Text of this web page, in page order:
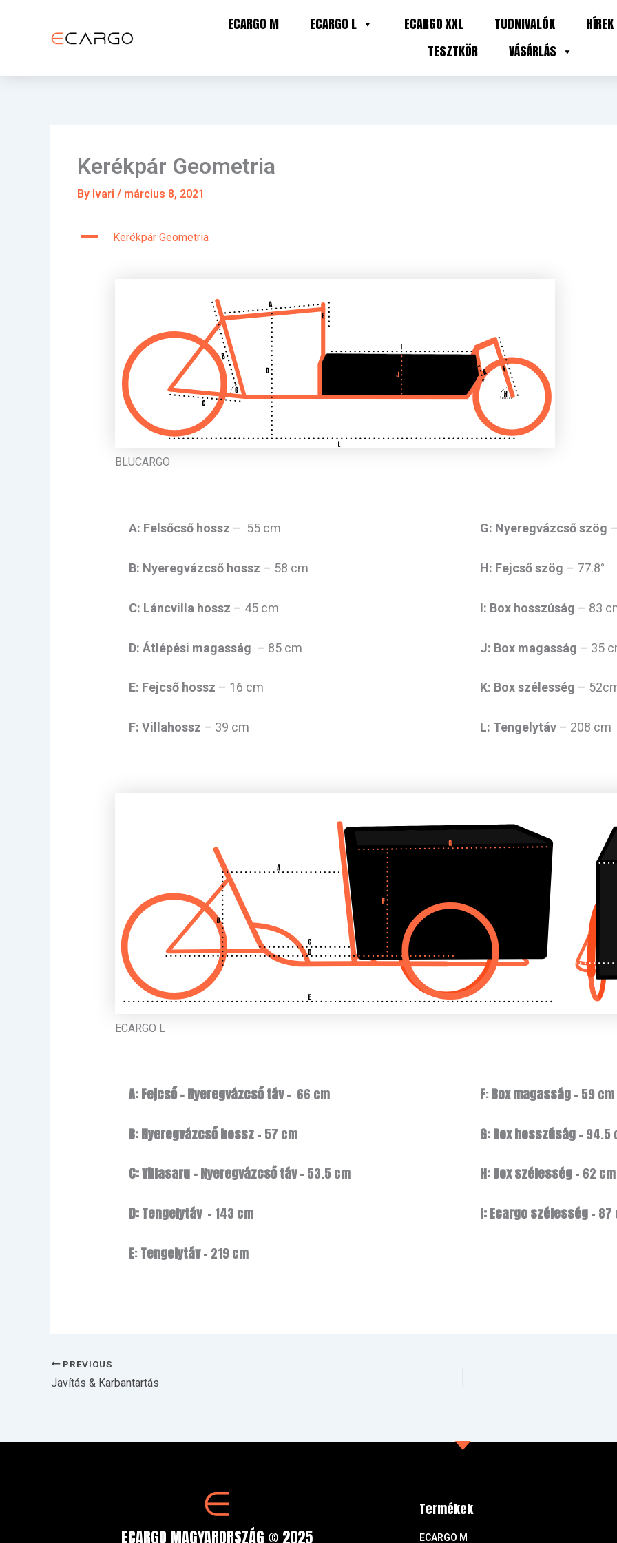
ECARGO M ECARGO L ECARGO XXL TUDNIVALÓK
HÍREK
TESZTKÖR
VÁSÁRLÁS
Kerékpár Geometria
By Ivari / március 8, 2021
A Kerékpár Geometria
BLUCARGO
A: Felsőcső hossz – 55 cm
B: Nyeregvázcső hossz – 58 cm
C: Láncvilla hossz – 45 cm
D: Átlépési magasság – 85 cm
E: Fejcső hossz – 16 cm
F: Villahossz – 39 cm
G: Nyeregvázcső szög
H: Fejcső szög – 77.8°
I: Box hosszúság – 83
J: Box magasság – 35
K: Box szélesség –
L: Tengelytáv – 208 cm
ECARGO L
A: Fejcső – Nyeregvázcső táv– 66 cm
B: Nyeregvázcső hossz– 57 cm
C:Villasaru – Nyeregvázcső táv– 53.5 cm
D: Tengelytáv– 143 cm
E:Tengelytáv– 219 cm
F:Box magasság– 59 cm
G: Box hosszúság– 94.5
H: Box szélesség– 62 cm
I: Ecargo szélesség– 87
PREVIOUS
Javítás & Karbantartás
ECARGO MAGYARORSZÁG © 2025
Termékek
ECARGO M